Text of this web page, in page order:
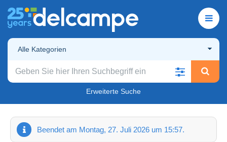
Alle Kategorien
Erweiterte Suche
Beendet am Montag, 27. Juli 2026 um 15:57.